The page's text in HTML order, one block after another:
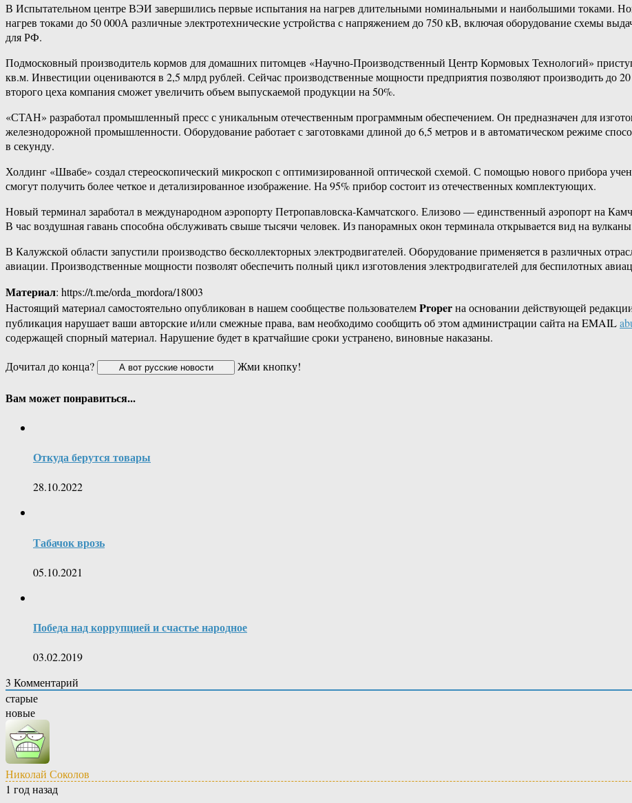
В Испытательном центре ВЭИ завершились первые испытания на нагрев длительными номинальными и наибольшими токами.
нагрев токами до 50 000А различные электротехнические устройства с напряжением до 750 кВ, включая оборудование схемы
для РФ.
Подмосковный производитель кормов для домашних питомцев «Научно-Производственный Центр Кормовых Технологий»
кв.м. Инвестиции оцениваются в 2,5 млрд рублей. Сейчас производственные мощности предприятия позволяют производить до
второго цеха компания сможет увеличить объем выпускаемой продукции на 50%.
«СТАН» разработал промышленный пресс с уникальным отечественным программным обеспечением. Он предназначен для
железнодорожной промышленности. Оборудование работает с заготовками длиной до 6,5 метров и в автоматическом режиме
в секунду.
Холдинг «Швабе» создал стереоскопический микроскоп с оптимизированной оптической схемой. С помощью нового прибора
смогут получить более четкое и детализированное изображение. На 95% прибор состоит из отечественных комплектующих.
Новый терминал заработал в международном аэропорту Петропавловска-Камчатского. Елизово — единственный аэропорт на
В час воздушная гавань способна обслуживать свыше тысячи человек. Из панорамных окон терминала открывается вид на
В Калужской области запустили производство бесколлекторных электродвигателей. Оборудование применяется в различных
авиации. Производственные мощности позволят обеспечить полный цикл изготовления электродвигателей для беспилотных
Материал: https://t.me/orda_mordora/18003
Настоящий материал самостоятельно опубликован в нашем сообществе пользователемProperна основании действующей
публикация нарушает ваши авторские и/или смежные права, вам необходимо сообщить об этом администрации сайта на EMAIL
содержащей спорный материал. Нарушение будет в кратчайшие сроки устранено, виновные наказаны.
Дочитал до конца?
Жми кнопку!
Вам может понравиться...
Откуда берутся товары
28.10.2022
Табачок врозь
05.10.2021
Победа над коррупцией и счастье народное
03.02.2019
3 Комментарий
старые
новые
Николай Соколов
1 год назад